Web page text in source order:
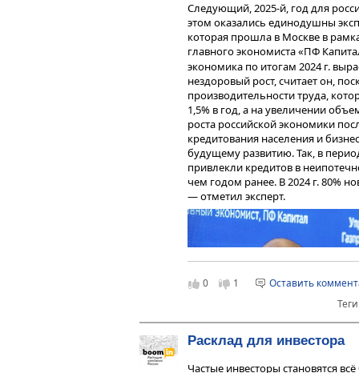
Следующий, 2025-й, год для
этом оказались единодушны
которая прошла в Москве в
главного экономиста «ПФ
экономика по итогам 2024 г.
нездоровый рост, считает он,
производительности труда,
1,5% в год, а на увеличении
роста российской экономики
кредитования населения и
будущему развитию. Так, в
привлекли кредитов в
чем годом ранее. В 2024 г. 80%
— отметил эксперт.
0 1
Оставить
Расклад для инвестора
Частые инвесторы становятся